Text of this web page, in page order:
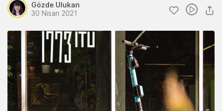
Gözde Ulukan
30 Nisan 2021